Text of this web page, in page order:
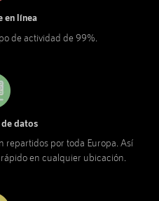
en línea
de actividad de 99%.
datos
repartidos por toda Europa. Así
en cualquier ubicación.